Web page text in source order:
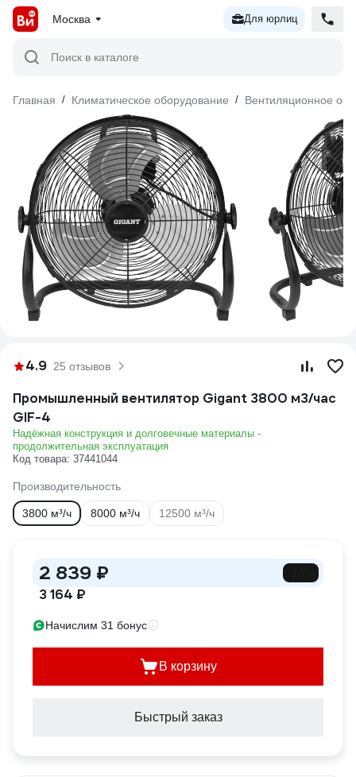
Москва Для юрлиц
Поиск в каталоге
Главная / Климатическое оборудование / Вентиляционное
4.9 25 отзывов
Промышленный вентилятор Gigant 3800 м3/час
GIF-4
Надёжная конструкция и долговечные материалы -
продолжительная эксплуатация
Код товара: 37441044
Производительность
3800 м³/ч 8000 м³/ч 12500 м³/ч
2 839 ₽
3 164 ₽
Начислим 31 бонус
В корзину
Быстрый заказ